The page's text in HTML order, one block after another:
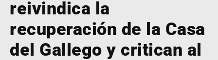
reivindica la
recuperación de la Casa
del Gallego y critican al